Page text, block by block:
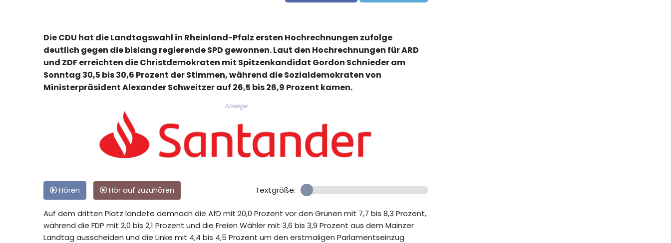
Die CDU hat die Landtagswahl in Rheinland-Pfalz ersten Hochrechnungen zufolge
deutlich gegen die bislang regierende SPD gewonnen. Laut den Hochrechnungen für ARD
und ZDF erreichten die Christdemokraten mit Spitzenkandidat Gordon Schnieder am
Sonntag 30,5 bis 30,6 Prozent der Stimmen, während die Sozialdemokraten von
Ministerpräsident Alexander Schweitzer auf 26,5 bis 26,9 Prozent kamen.
Anzeige
Hören Hör auf zuzuhören Textgröße:
Auf dem dritten Platz landete demnach die AfD mit 20,0 Prozent vor den Grünen mit 7,7 bis 8,3 Prozent,
während die FDP mit 2,0 bis 2,1 Prozent und die Freien Wähler mit 3,6 bis 3,9 Prozent aus dem Mainzer
Landtag ausscheiden und die Linke mit 4,4 bis 4,5 Prozent um den erstmaligen Parlamentseinzug